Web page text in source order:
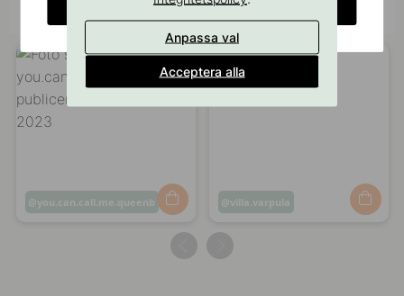
Inlägg
you.can.call.me.queenb
Inlägg
villa.varpula
Anpassa val
Acceptera alla
CHANGE COUNTRY